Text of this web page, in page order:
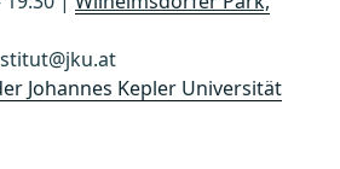
Johannes Kepler Universität